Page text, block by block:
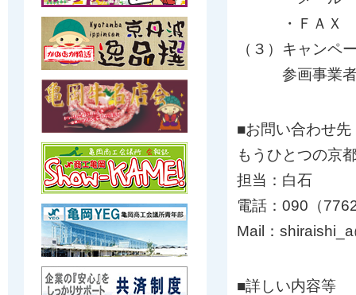
・ＦＡＸ
（３）キャンペ
参画事業者へ
■お問い合わせ先
もうひとつの京
担当：白石
電話：090（
Mail：
■詳しい内容等